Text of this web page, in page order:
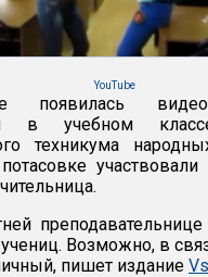
YouTube
появилась
в учебном
техникума
Возможно, в
пишет издание